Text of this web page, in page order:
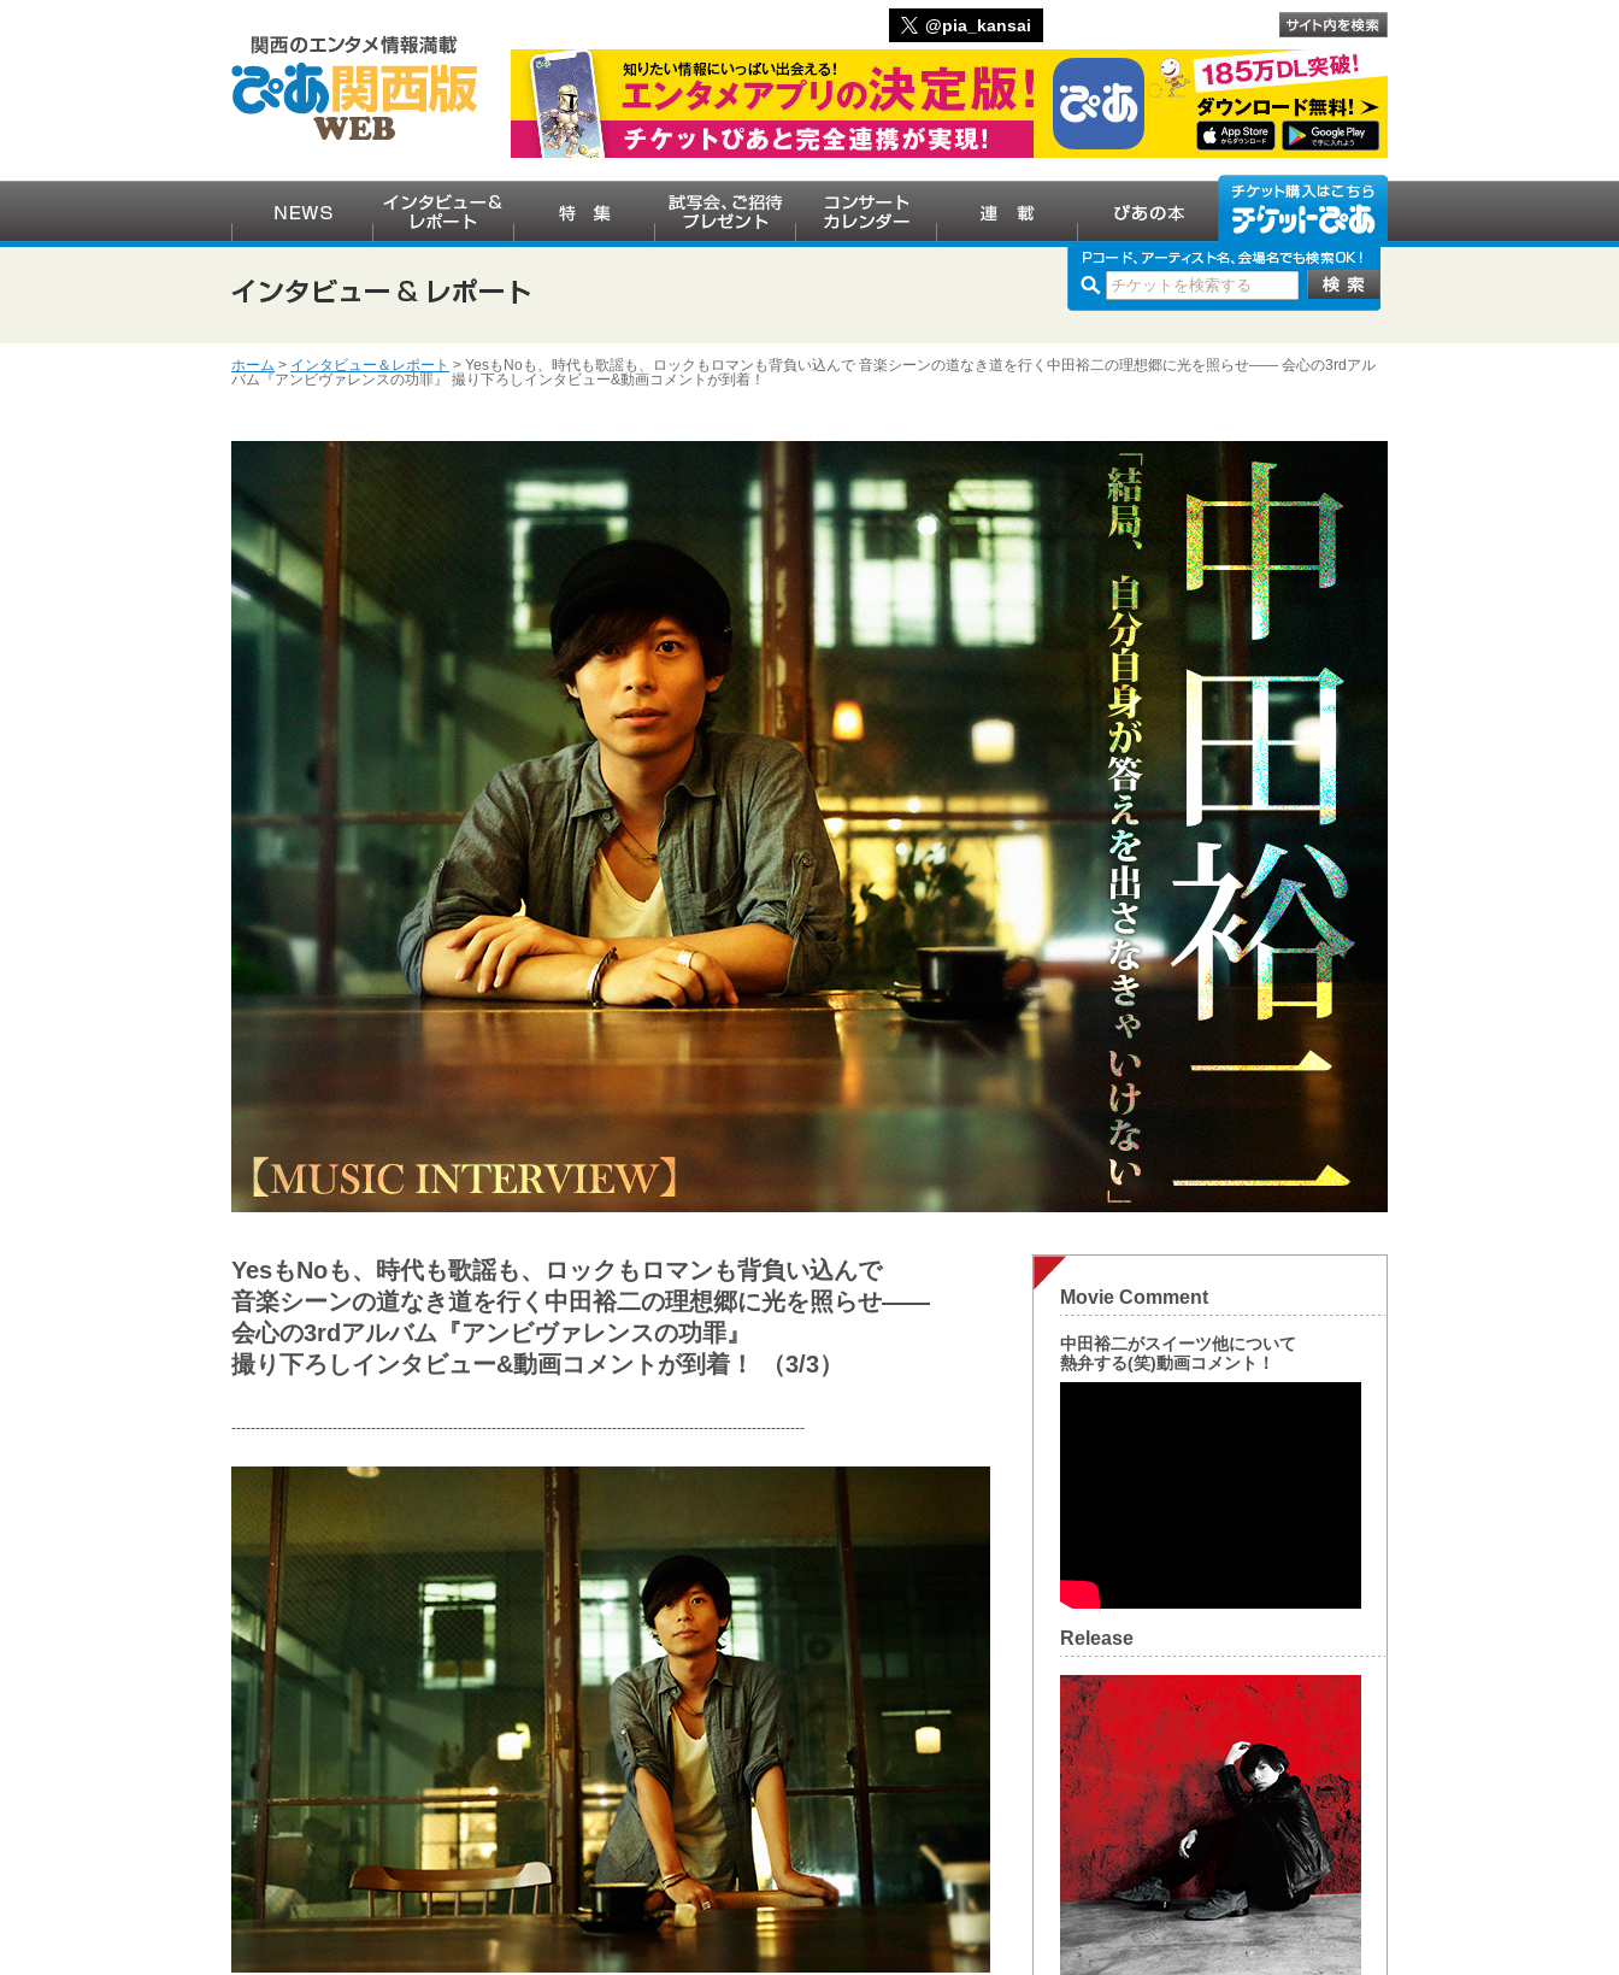
@pia_kansai
ホーム > インタビュー＆レポート > YesもNoも、時代も歌謡も、ロックもロマンも背負い込んで 音楽シーンの道なき道を行く中田裕二の理想郷に光を照らせ―― 会心の3rdアル
バム『アンビヴァレンスの功罪』 撮り下ろしインタビュー&動画コメントが到着！
YesもNoも、時代も歌謡も、ロックもロマンも背負い込んで
音楽シーンの道なき道を行く中田裕二の理想郷に光を照らせ――
会心の3rdアルバム『アンビヴァレンスの功罪』
撮り下ろしインタビュー&動画コメントが到着！ （3/3）
-----------------------------------------------------------------------------------------------------------------------
Movie Comment
中田裕二がスイーツ他について
熱弁する(笑)動画コメント！
Release